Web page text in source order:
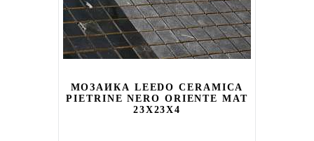
МОЗАИКА LEEDO CERAMICA
PIETRINE NERO ORIENTE MAT
23X23X4